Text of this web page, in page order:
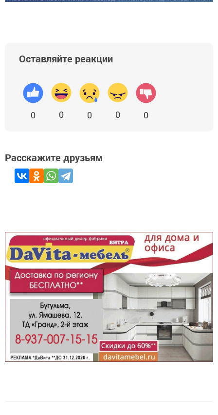
Оставляйте реакции
0 0 0 0 0
Расскажите друзьям